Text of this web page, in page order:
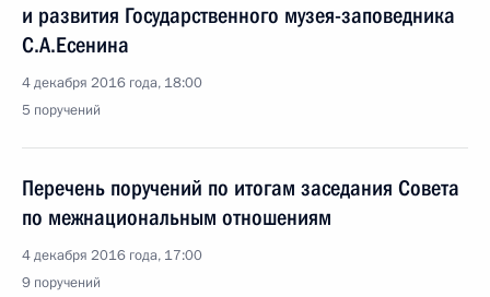
и развития Государственного музея-заповедника
С.А.Есенина
4 декабря 2016 года, 18:00
5 поручений
Перечень поручений по итогам заседания Совета
по межнациональным отношениям
4 декабря 2016 года, 17:00
9 поручений